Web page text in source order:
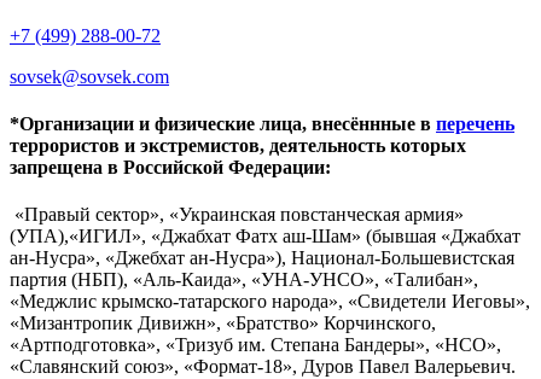
+7 (499) 288-00-72
sovsek@sovsek.com
*Организации и физические лица, внесённные в перечень
террористов и экстремистов, деятельность которых
запрещена в Российской Федерации:
«Правый сектор», «Украинская повстанческая армия»
(УПА),«ИГИЛ», «Джабхат Фатх аш-Шам» (бывшая «Джабхат
ан-Нусра», «Джебхат ан-Нусра»), Национал-Большевистская
партия (НБП), «Аль-Каида», «УНА-УНСО», «Талибан»,
«Меджлис крымско-татарского народа», «Свидетели Иеговы»,
«Мизантропик Дивижн», «Братство» Корчинского,
«Артподготовка», «Тризуб им. Степана Бандеры», «НСО»,
«Славянский союз», «Формат-18», Дуров Павел Валерьевич.